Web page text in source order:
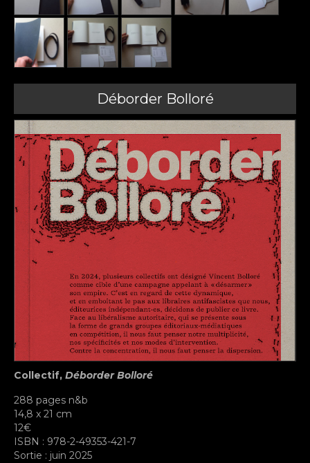
Déborder Bolloré
Collectif, Déborder Bolloré
288 pages n&b
14,8 x 21 cm
12€
ISBN : 978-2-49353-421-7
Sortie : juin 2025